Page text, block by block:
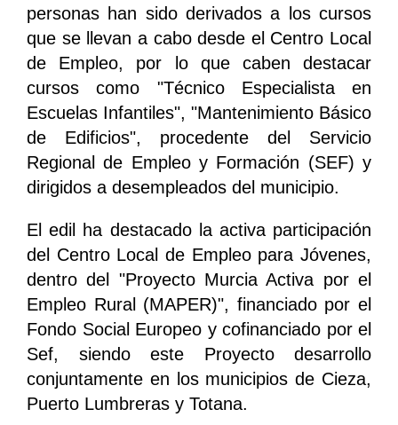
personas han sido derivados a los cursos
que se llevan a cabo desde el Centro Local
de Empleo, por lo que caben destacar
cursos como "Técnico Especialista en
Escuelas Infantiles", "Mantenimiento Básico
de Edificios", procedente del Servicio
Regional de Empleo y Formación (SEF) y
dirigidos a desempleados del municipio.
El edil ha destacado la activa participación
del Centro Local de Empleo para Jóvenes,
dentro del "Proyecto Murcia Activa por el
Empleo Rural (MAPER)", financiado por el
Fondo Social Europeo y cofinanciado por el
Sef, siendo este Proyecto desarrollo
conjuntamente en los municipios de Cieza,
Puerto Lumbreras y Totana.